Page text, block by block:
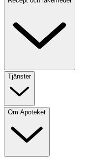
Tjänster
Om Apoteket